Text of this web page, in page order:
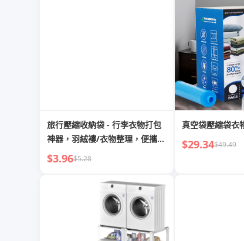
旅行壓縮收納袋 - 行李衣物打包
神器，羽絨褸/衣物整理，便攜方
便
$3.96$5.28
真空袋壓縮袋衣
$29.34$49.49